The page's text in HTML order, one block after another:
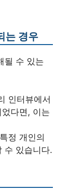
는 경우
될 수 있는
인터뷰에서
다면, 이는
정 개인의
수 있습니다.